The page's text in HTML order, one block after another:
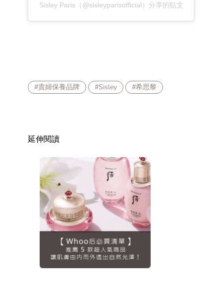
Sisley Paris（@sisleyparisofficial）分享的貼文
#貴婦保養品牌 #Sisley #希思黎
延伸閱讀